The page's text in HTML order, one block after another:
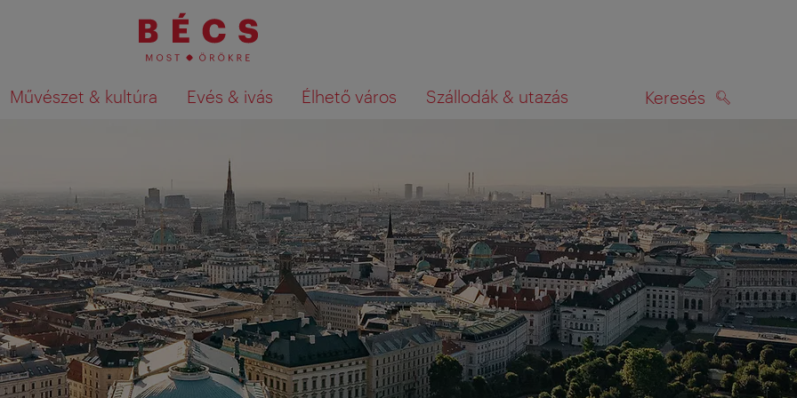
Művészet & kultúra Evés & ivás Élhető város Szállodák & utazás Keresés